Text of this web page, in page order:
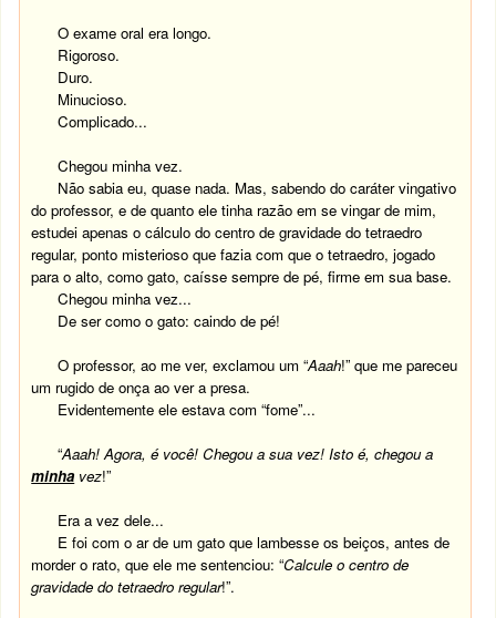
O exame oral era longo.
Rigoroso.
Duro.
Minucioso.
Complicado...
Chegou minha vez.
Não sabia eu, quase nada. Mas, sabendo do caráter vingativo
do professor, e de quanto ele tinha razão em se vingar de mim,
estudei apenas o cálculo do centro de gravidade do tetraedro
regular, ponto misterioso que fazia com que o tetraedro, jogado
para o alto, como gato, caísse sempre de pé, firme em sua base.
Chegou minha vez...
De ser como o gato: caindo de pé!
O professor, ao me ver, exclamou um “Aaah!” que me pareceu
um rugido de onça ao ver a presa.
Evidentemente ele estava com “fome”...
“Aaah! Agora, é você! Chegou a sua vez! Isto é, chegou a
minhavez!”
Era a vez dele...
E foi com o ar de um gato que lambesse os beiços, antes de
morder o rato, que ele me sentenciou: “Calcule o centro de
gravidade do tetraedro regular!”.